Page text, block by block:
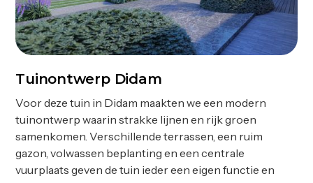
Ontwerp
Tuinontwerp Didam
Voor deze tuin in Didam maakten we een modern
tuinontwerp waarin strakke lijnen en rijk groen
samenkomen. Verschillende terrassen, een ruim
gazon, volwassen beplanting en een centrale
vuurplaats geven de tuin ieder een eigen functie en